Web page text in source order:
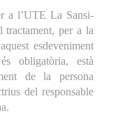
a l’UTE La Sansi-
tractament, per a la
esdeveniment
obligatòria, està
de la persona
del responsable